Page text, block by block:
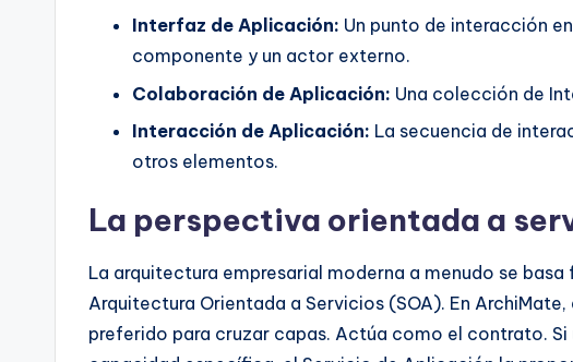
Interfaz de Aplicación: Un punto de interacción
componente y un actor externo.
Colaboración de Aplicación: Una colección de
Interacción de Aplicación: La secuencia de
otros elementos.
La perspectiva orientada a
La arquitectura empresarial moderna a menudo se
Arquitectura Orientada a Servicios (SOA). En
preferido para cruzar capas. Actúa como el contrato. Si